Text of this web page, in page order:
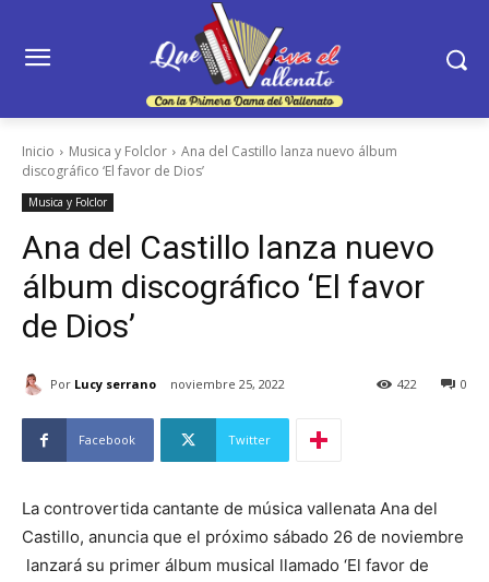
Inicio Musica y Folclor
Ana del Castillo lanza nuevo álbum
discográfico ‘El favor de Dios’
Musica y Folclor
Ana del Castillo lanza nuevo
álbum discográfico ‘El favor
de Dios’
Por Lucy serrano noviembre 25, 2022 0
422
Facebook Twitter
La controvertida cantante de música vallenata Ana del
Castillo, anuncia que el próximo sábado 26 de noviembre
lanzará su primer álbum musical llamado ‘El favor de